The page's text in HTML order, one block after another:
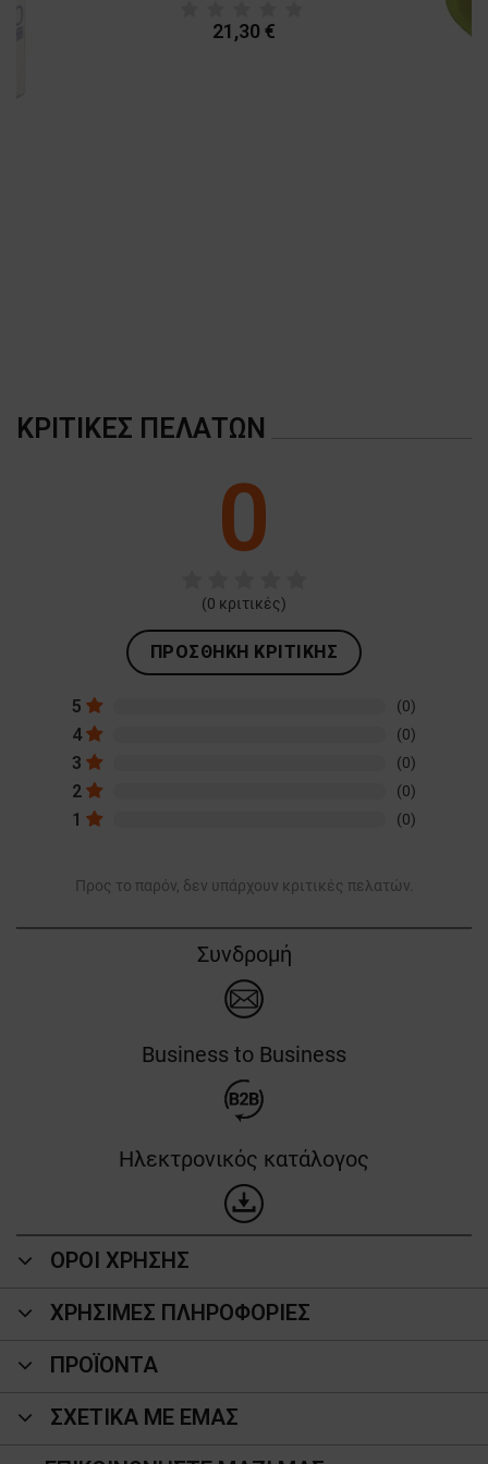
21,30 €
ΚΡΙΤΙΚΈΣ ΠΕΛΑΤΏΝ
0
(0 κριτικές)
ΠΡΟΣΘΉΚΗ ΚΡΙΤΙΚΉΣ
5 (0)
4 (0)
3 (0)
2 (0)
1 (0)
Προς το παρόν, δεν υπάρχουν κριτικές πελατών.
Συνδρομή
Business to Business
Ηλεκτρονικός κατάλογος
ΟΡΟΙ ΧΡΗΣΗΣ
ΧΡΗΣΙΜΕΣ ΠΛΗΡΟΦΟΡΙΕΣ
ΠΡΟΪΌΝΤΑ
ΣΧΕΤΙΚΑ ΜΕ ΕΜΑΣ